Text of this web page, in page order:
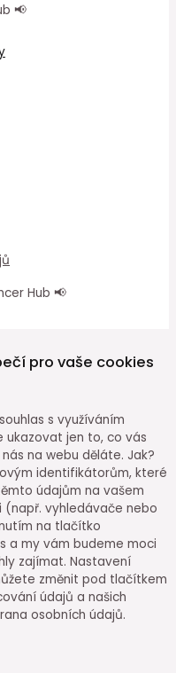
📢
Hub 📢
pro vaše cookies
s využíváním
ukazovat jen to, co vás
na webu děláte. Jak?
identifikátorům, které
údajům na vašem
vyhledávače nebo
na tlačítko
a my vám budeme moci
zajímat. Nastavení
změnit pod tlačítkem
údajů a našich
osobních údajů.